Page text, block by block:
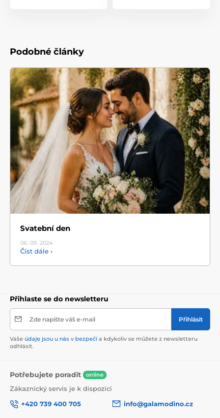
Podobné články
Svatební den
06. 09. 2024
Číst dále ›
Přihlaste se do newsletteru
Zde napište váš e-mail Přihlásit
Vaše údaje jsou u nás v bezpečí a kdykoliv se můžete z newsletteru
odhlásit.
Potřebujete poradit online
Zákaznický servis je k dispozici
+420 739 400 705
info@galamodino.cz